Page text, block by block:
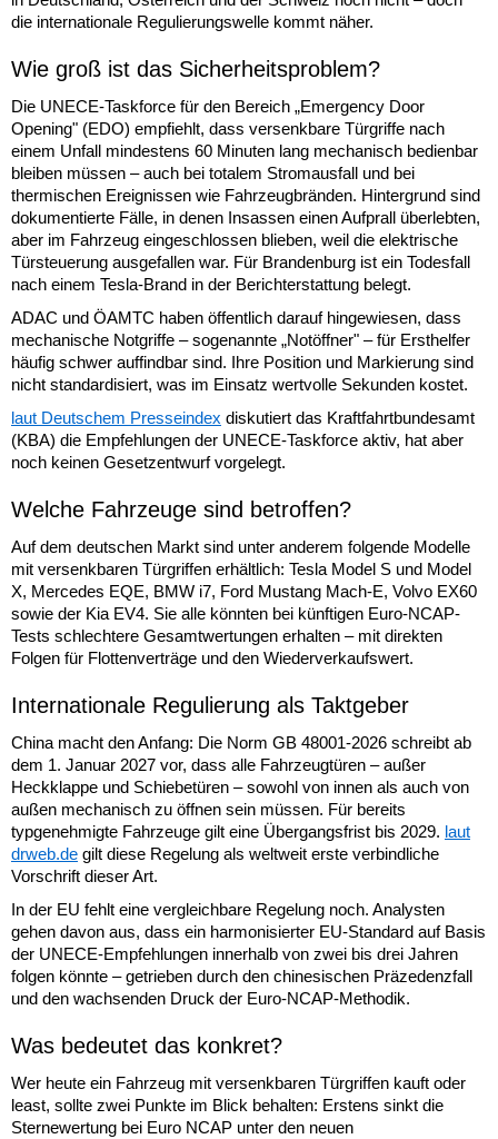
die internationale Regulierungswelle kommt näher.
Wie groß ist das Sicherheitsproblem?
Die UNECE-Taskforce für den Bereich „Emergency Door
Opening" (EDO) empfiehlt, dass versenkbare Türgriffe nach
einem Unfall mindestens 60 Minuten lang mechanisch bedienbar
bleiben müssen – auch bei totalem Stromausfall und bei
thermischen Ereignissen wie Fahrzeugbränden. Hintergrund sind
dokumentierte Fälle, in denen Insassen einen Aufprall überlebten,
aber im Fahrzeug eingeschlossen blieben, weil die elektrische
Türsteuerung ausgefallen war. Für Brandenburg ist ein Todesfall
nach einem Tesla-Brand in der Berichterstattung belegt.
ADAC und ÖAMTC haben öffentlich darauf hingewiesen, dass
mechanische Notgriffe – sogenannte „Notöffner" – für Ersthelfer
häufig schwer auffindbar sind. Ihre Position und Markierung sind
nicht standardisiert, was im Einsatz wertvolle Sekunden kostet.
laut Deutschem Presseindex diskutiert das Kraftfahrtbundesamt
(KBA) die Empfehlungen der UNECE-Taskforce aktiv, hat aber
noch keinen Gesetzentwurf vorgelegt.
Welche Fahrzeuge sind betroffen?
Auf dem deutschen Markt sind unter anderem folgende Modelle
mit versenkbaren Türgriffen erhältlich: Tesla Model S und Model
X, Mercedes EQE, BMW i7, Ford Mustang Mach-E, Volvo EX60
sowie der Kia EV4. Sie alle könnten bei künftigen Euro-NCAP-
Tests schlechtere Gesamtwertungen erhalten – mit direkten
Folgen für Flottenverträge und den Wiederverkaufswert.
Internationale Regulierung als Taktgeber
China macht den Anfang: Die Norm GB 48001-2026 schreibt ab
dem 1. Januar 2027 vor, dass alle Fahrzeugtüren – außer
Heckklappe und Schiebetüren – sowohl von innen als auch von
außen mechanisch zu öffnen sein müssen. Für bereits
typgenehmigte Fahrzeuge gilt eine Übergangsfrist bis 2029. laut
drweb.de gilt diese Regelung als weltweit erste verbindliche
Vorschrift dieser Art.
In der EU fehlt eine vergleichbare Regelung noch. Analysten
gehen davon aus, dass ein harmonisierter EU-Standard auf Basis
der UNECE-Empfehlungen innerhalb von zwei bis drei Jahren
folgen könnte – getrieben durch den chinesischen Präzedenzfall
und den wachsenden Druck der Euro-NCAP-Methodik.
Was bedeutet das konkret?
Wer heute ein Fahrzeug mit versenkbaren Türgriffen kauft oder
least, sollte zwei Punkte im Blick behalten: Erstens sinkt die
Sternewertung bei Euro NCAP unter den neuen